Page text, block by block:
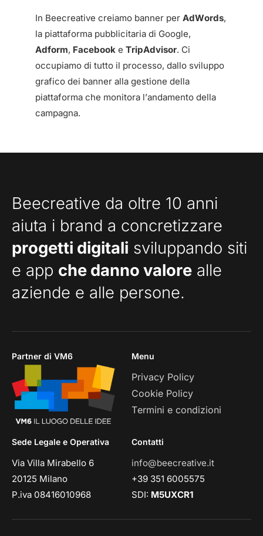
In Beecreative creiamo banner per AdWords,
la piattaforma pubblicitaria di Google,
Adform, Facebook e TripAdvisor. Ci
occupiamo di tutto il processo, dallo sviluppo
grafico dei banner alla gestione della
piattaforma che monitora l’andamento della
campagna.
Beecreative da oltre 10 anni
aiuta i brand a concretizzare
progetti digitali sviluppando siti
e app che danno valore alle
aziende e alle persone.
Partner di VM6 Menu
Privacy Policy
Cookie Policy
Termini e condizioni
Sede Legale e Operativa
Via Villa Mirabello 6
20125 Milano
P.iva 08416010968
Contatti
info@beecreative.it
+39 351 6005575
SDI: M5UXCR1